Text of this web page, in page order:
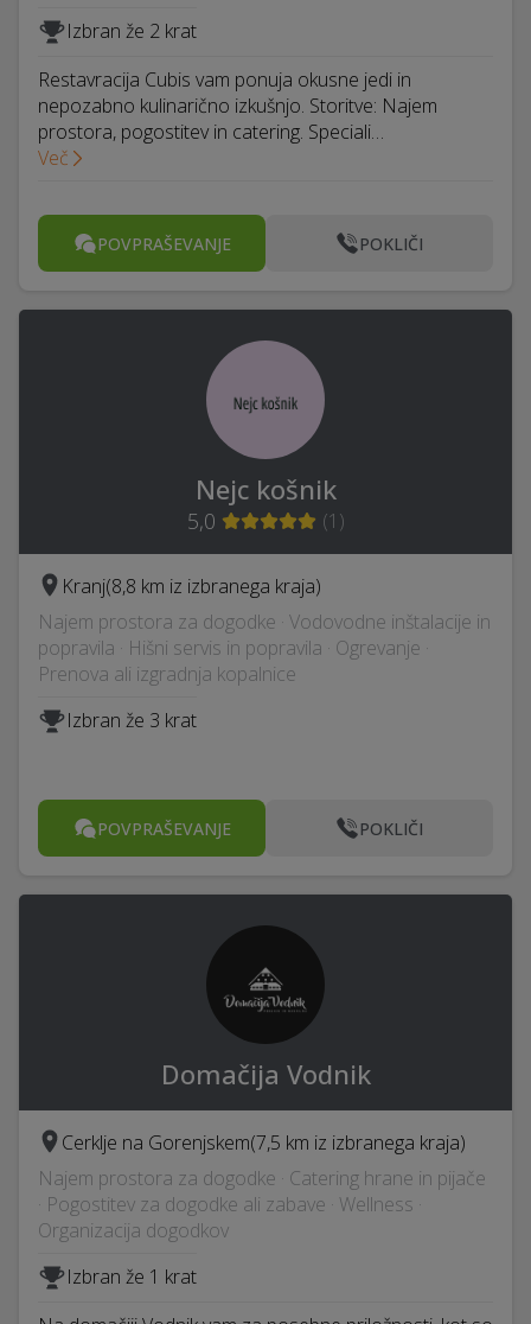
Izbran že 2 krat
Restavracija Cubis vam ponuja okusne jedi in
nepozabno kulinarično izkušnjo. Storitve: Najem
prostora, pogostitev in catering. Speciali…
Več
POVPRAŠEVANJE POKLIČI
Nejc košnik
5,0 (1 )
Kranj(8,8 km iz izbranega kraja)
Najem prostora za dogodke · Vodovodne inštalacije in
popravila · Hišni servis in popravila · Ogrevanje ·
Prenova ali izgradnja kopalnice
Izbran že 3 krat
POVPRAŠEVANJE POKLIČI
Domačija Vodnik
Cerklje na Gorenjskem(7,5 km iz izbranega kraja)
Najem prostora za dogodke · Catering hrane in pijače
· Pogostitev za dogodke ali zabave · Wellness ·
Organizacija dogodkov
Izbran že 1 krat